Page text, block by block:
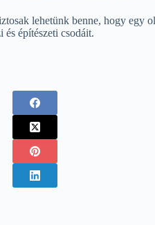
lehetünk benne, hogy egy
építészeti csodáit.